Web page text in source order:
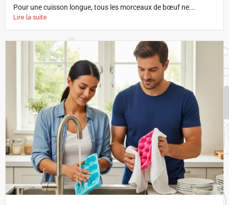
Pour une cuisson longue, tous les morceaux de bœuf ne...
Lire la suite